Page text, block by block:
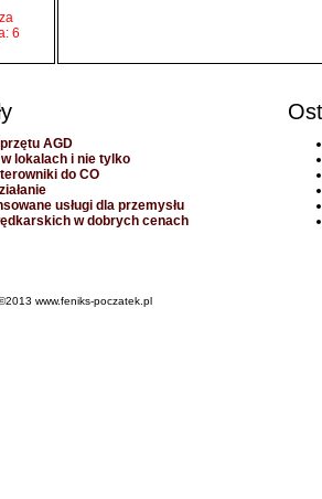
6
AGD
lokalach i nie tylko
do CO
usługi dla przemysłu
w dobrych cenach
www.feniks-poczatek.pl